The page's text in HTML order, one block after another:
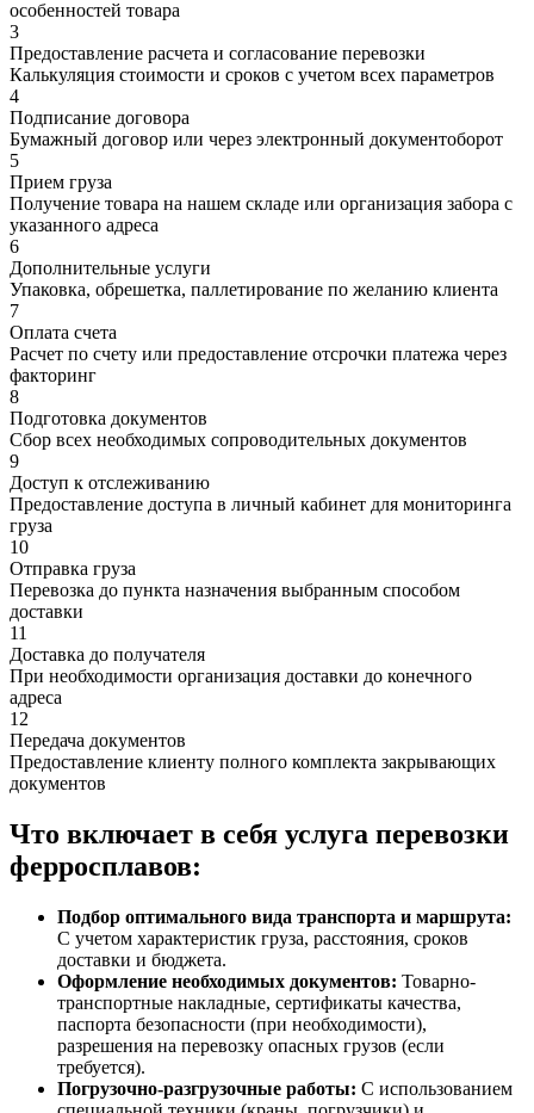
особенностей товара
3
Предоставление расчета и согласование перевозки
Калькуляция стоимости и сроков с учетом всех параметров
4
Подписание договора
Бумажный договор или через электронный документоборот
5
Прием груза
Получение товара на нашем складе или организация забора с
указанного адреса
6
Дополнительные услуги
Упаковка, обрешетка, паллетирование по желанию клиента
7
Оплата счета
Расчет по счету или предоставление отсрочки платежа через
факторинг
8
Подготовка документов
Сбор всех необходимых сопроводительных документов
9
Доступ к отслеживанию
Предоставление доступа в личный кабинет для мониторинга
груза
10
Отправка груза
Перевозка до пункта назначения выбранным способом
доставки
11
Доставка до получателя
При необходимости организация доставки до конечного
адреса
12
Передача документов
Предоставление клиенту полного комплекта закрывающих
документов
Что включает в себя услуга перевозки
ферросплавов:
Подбор оптимального вида транспорта и маршрута:
С учетом характеристик груза, расстояния, сроков
доставки и бюджета.
Оформление необходимых документов: Товарно-
транспортные накладные, сертификаты качества,
паспорта безопасности (при необходимости),
разрешения на перевозку опасных грузов (если
требуется).
Погрузочно-разгрузочные работы: С использованием